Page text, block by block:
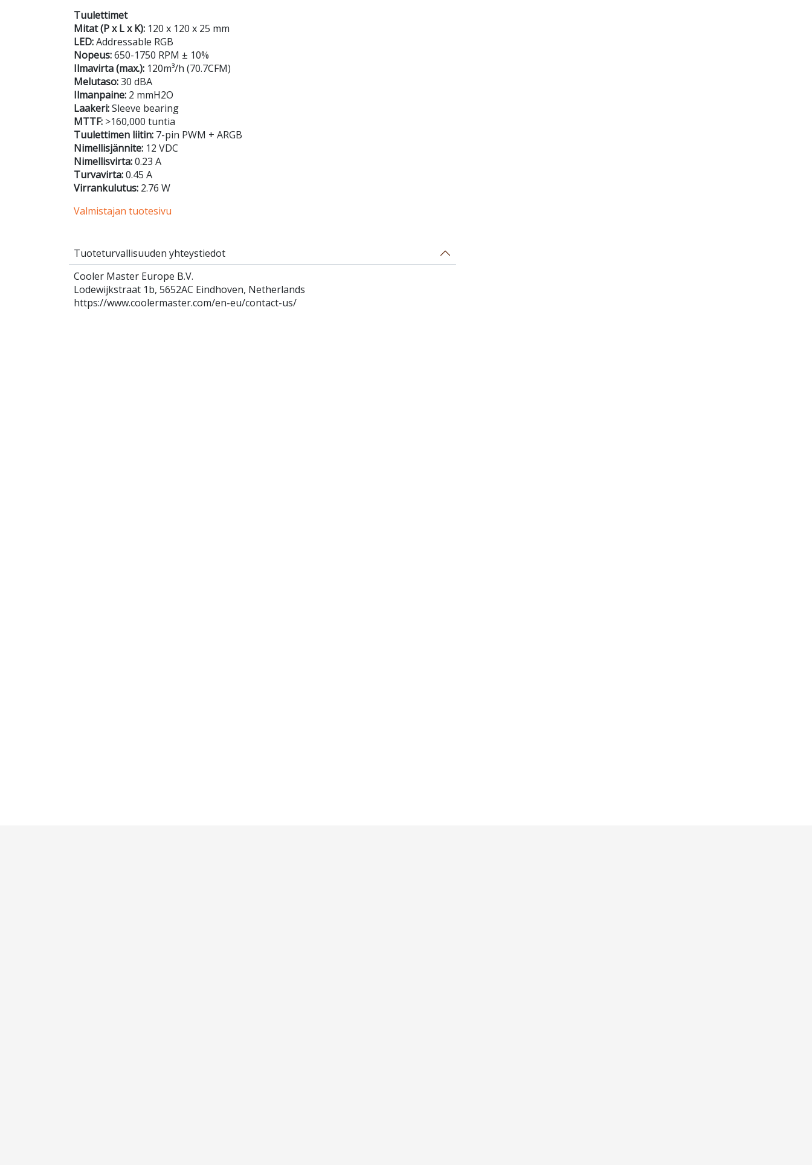
Tuulettimet
Mitat (P x L x K): 120 x 120 x 25 mm
LED:Addressable RGB
Nopeus:650-1750 RPM ± 10%
Ilmavirta (max.): 120m³/h (70.7CFM)
Melutaso:30 dBA
Ilmanpaine: 2 mmH2O
Laakeri:Sleeve bearing
MTTF: >160,000 tuntia
Tuulettimen liitin: 7-pin PWM + ARGB
Nimellisjännite: 12 VDC
Nimellisvirta:0.23 A
Turvavirta:0.45 A
Virrankulutus: 2.76 W
Valmistajan tuotesivu
Tuoteturvallisuuden yhteystiedot
Cooler Master Europe B.V.
Lodewijkstraat 1b, 5652AC Eindhoven, Netherlands
https://www.coolermaster.com/en-eu/contact-us/